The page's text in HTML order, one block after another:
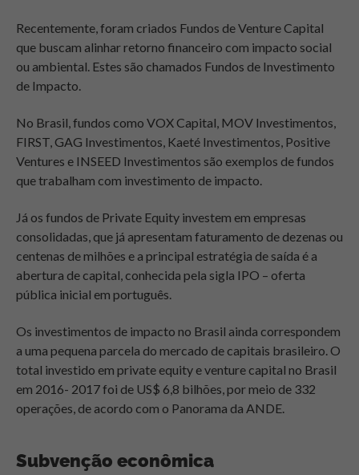
Recentemente, foram criados Fundos de Venture Capital
que buscam alinhar retorno financeiro com impacto social
ou ambiental. Estes são chamados Fundos de Investimento
de Impacto.
No Brasil, fundos como VOX Capital, MOV Investimentos,
FIRST, GAG Investimentos, Kaeté Investimentos, Positive
Ventures e INSEED Investimentos são exemplos de fundos
que trabalham com investimento de impacto.
Já os fundos de Private Equity investem em empresas
consolidadas, que já apresentam faturamento de dezenas ou
centenas de milhões e a principal estratégia de saída é a
abertura de capital, conhecida pela sigla IPO – oferta
pública inicial em português.
Os investimentos de impacto no Brasil ainda correspondem
a uma pequena parcela do mercado de capitais brasileiro. O
total investido em private equity e venture capital no Brasil
em 2016- 2017 foi de US$ 6,8 bilhões, por meio de 332
operações, de acordo com o Panorama da ANDE.
Subvenção econômica